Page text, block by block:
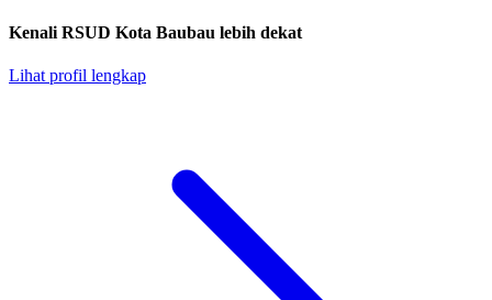
Kenali RSUD Kota Baubau lebih dekat
Lihat profil lengkap